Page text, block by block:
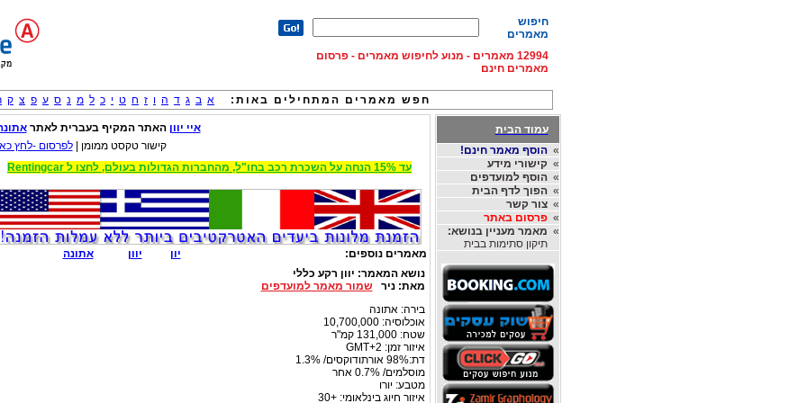
חיפוש
מאמרים
12994 מאמרים - מנוע לחיפוש מאמרים - פרסום
מאמרים חינם
חפש מאמרים המתחילים באות: א ב ג ד ה ו ז ח ט י כ ל מ נ ס ע פ צ ק
עמוד הבית
»הוסף מאמר חינם!
»קישורי מידע
»הוסף למועדפים
»הפוך לדף הבית
»צור קשר
»פרסום באתר
» מאמר מעניין בנושא:
תיקון סתימות בבית
איי יוון האתר המקיף בעברית לאתר
קישור טקסט ממומן |לפרסום -לחץ
עד 15% הנחה על השכרת רכב בחו"ל, מהחברות הגדולות בעולם, לחצו ל Rentingcar
מאמרים נוספים: יון יוון
אתונה
נושא המאמר: יוון רקע כללי
מאת:נירשמור מאמר למועדפים
בירה: אתונה
אוכלוסיה: 10,700,000
שטח: 131,000 קמ"ר
איזור זמן: GMT+2
דת:98% אורתודוקסים/ 1.3%
מוסלמים/ 0.7% אחר
מטבע: יורו
איזור חיוג בינלאומי: +30